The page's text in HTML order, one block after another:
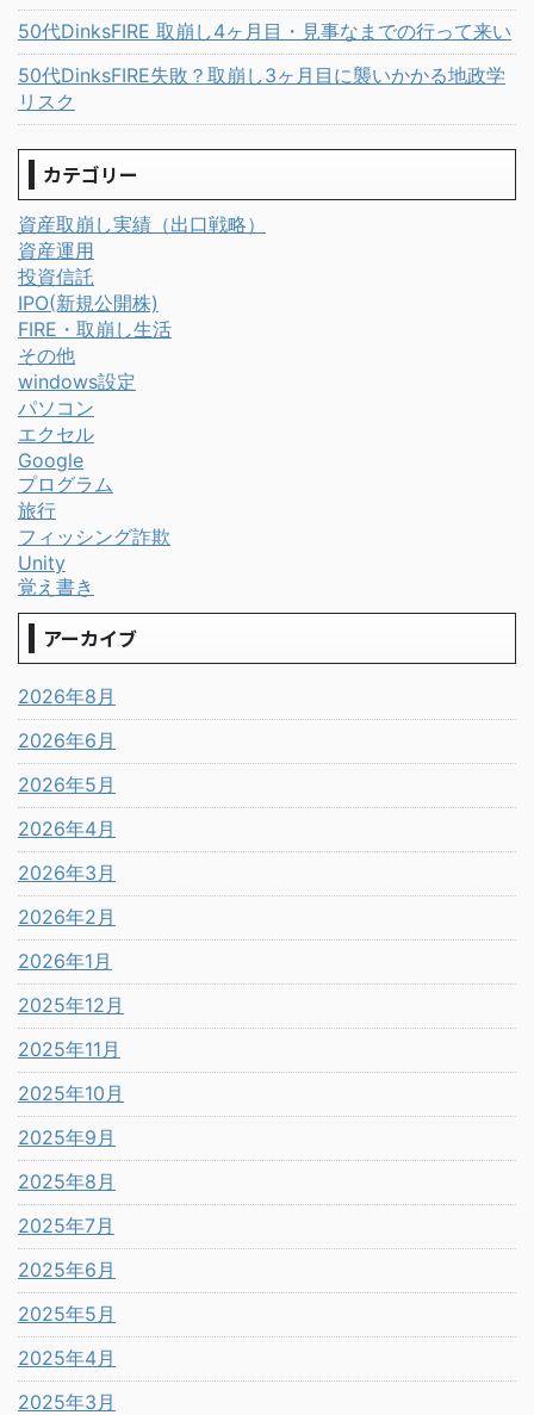
50代DinksFIRE 取崩し4ヶ月目・見事なまでの行って来い
50代DinksFIRE失敗？取崩し3ヶ月目に襲いかかる地政学
リスク
カテゴリー
資産取崩し実績（出口戦略）
資産運用
投資信託
IPO(新規公開株)
FIRE・取崩し生活
その他
windows設定
パソコン
エクセル
Google
プログラム
旅行
フィッシング詐欺
Unity
覚え書き
アーカイブ
2026年8月
2026年6月
2026年5月
2026年4月
2026年3月
2026年2月
2026年1月
2025年12月
2025年11月
2025年10月
2025年9月
2025年8月
2025年7月
2025年6月
2025年5月
2025年4月
2025年3月